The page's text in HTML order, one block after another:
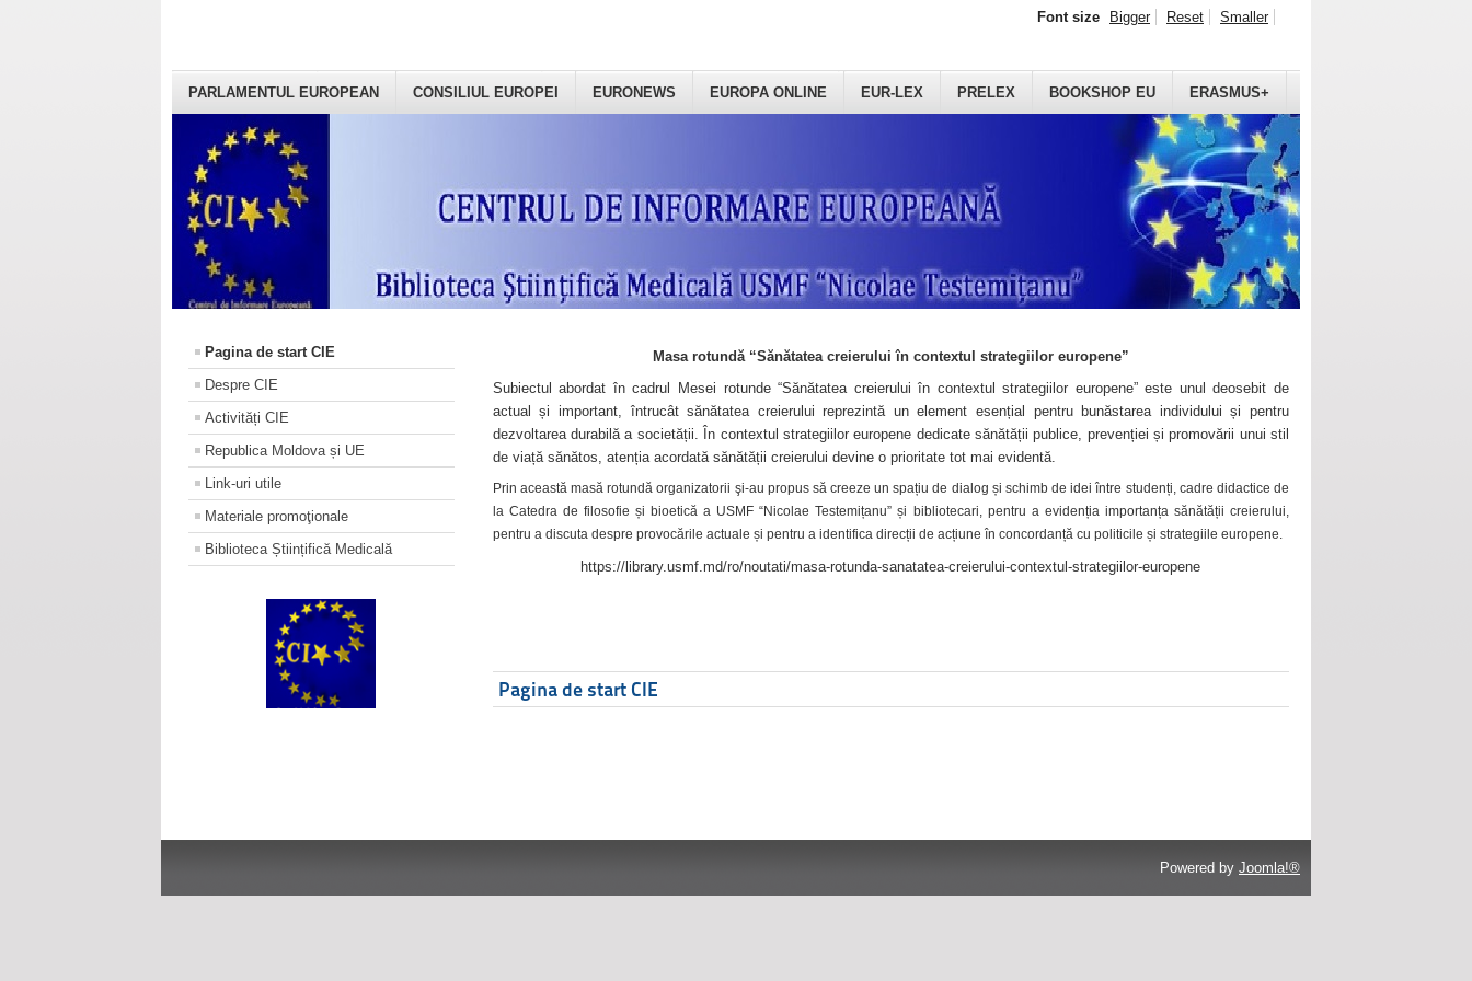
PARLAMENTUL EUROPEAN CONSILIUL EUROPEI EURONEWS EUROPA ONLINE EUR-LEX PRELEX BOOKSHOP EU ERASMUS+
Font size Bigger Reset Smaller
Pagina de start CIE
Despre CIE
Activități CIE
Republica Moldova și UE
Link-uri utile
Materiale promoţionale
Biblioteca Științifică Medicală
Masa rotundă “Sănătatea creierului în contextul strategiilor europene”
Subiectul abordat în cadrul Mesei rotunde “Sănătatea creierului în contextul strategiilor europene” este unul deosebit de
actual și important, întrucât sănătatea creierului reprezintă un element esențial pentru bunăstarea individului și pentru
dezvoltarea durabilă a societății. În contextul strategiilor europene dedicate sănătății publice, prevenției și promovării unui stil
de viață sănătos, atenția acordată sănătății creierului devine o prioritate tot mai evidentă.
Prin această masă rotundă organizatorii şi-au propus să creeze un spațiu de dialog și schimb de idei între studenți, cadre didactice de
la Catedra de filosofie și bioetică a USMF “Nicolae Testemițanu” și bibliotecari, pentru a evidenția importanța sănătății creierului,
pentru a discuta despre provocările actuale și pentru a identifica direcții de acțiune în concordanță cu politicile și strategiile europene.
https://library.usmf.md/ro/noutati/masa-rotunda-sanatatea-creierului-contextul-strategiilor-europene
Pagina de start CIE
Powered by Joomla!®